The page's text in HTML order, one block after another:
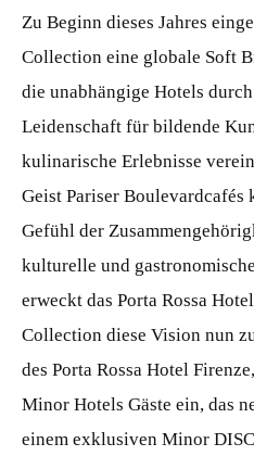
Zu Beginn dieses Jahres
Collection eine globale Soft
die unabhängige Hotels
Leidenschaft für bildende
kulinarische Erlebnisse
Geist Pariser
Gefühl der
kulturelle und
erweckt das Porta Rossa
Collection diese Vision nun
des Porta Rossa Hotel
Minor Hotels Gäste ein, das
einem exklusiven Minor